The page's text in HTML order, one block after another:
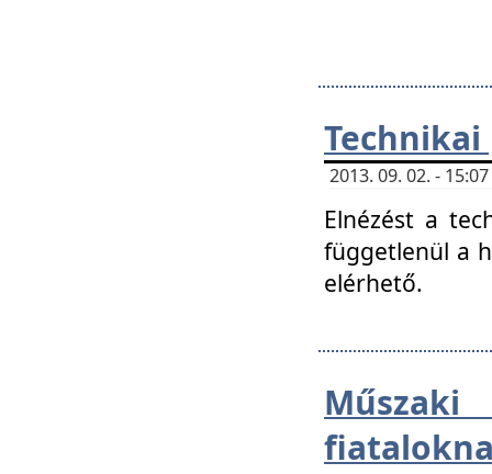
2013. 09. 02. -
Elnézést a
függetlenül a
elérhető.